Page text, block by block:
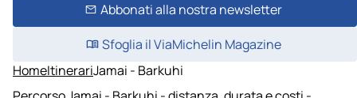
Abbonati alla nostra newsletter
Sfoglia il ViaMichelin Magazine
HomeItinerariJamai - Barkuhi